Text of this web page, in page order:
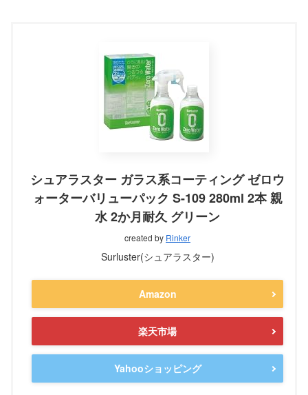
シュアラスター ガラス系コーティング ゼロウ
ォーターバリューパック S-109 280ml 2本 親
水 2か月耐久 グリーン
created by Rinker
Surluster(シュアラスター)
Amazon
楽天市場
Yahooショッピング